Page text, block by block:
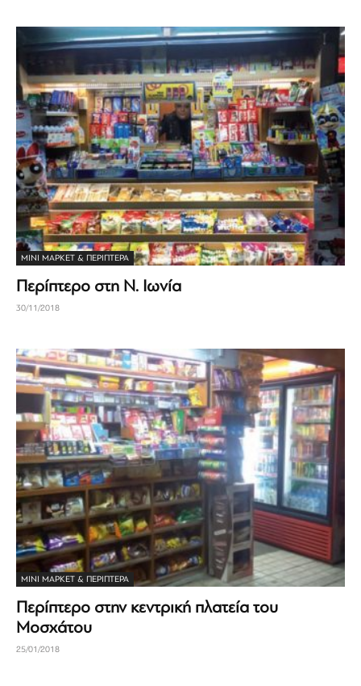
ΜΊΝΙ ΜΆΡΚΕΤ & ΠΕΡΊΠΤΕΡΑ
Περίπτερο στη Ν. Ιωνία
30/11/2018
ΜΊΝΙ ΜΆΡΚΕΤ & ΠΕΡΊΠΤΕΡΑ
Περίπτερο στην κεντρική πλατεία του
Μοσχάτου
25/01/2018